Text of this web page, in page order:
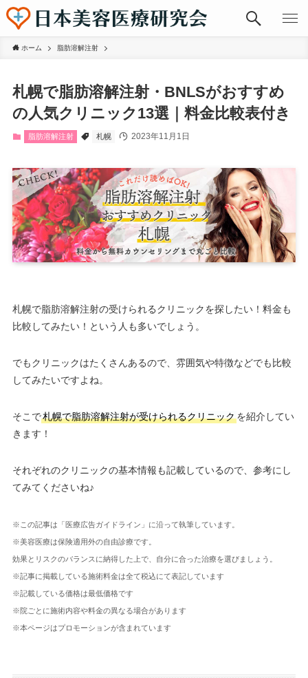
ホーム 脂肪溶解注射
札幌で脂肪溶解注射・BNLSがおすすめ
の人気クリニック13選｜料金比較表付き
脂肪溶解注射 札幌 2023年11月1日
札幌で脂肪溶解注射の受けられるクリニックを探したい！料金も
比較してみたい！という人も多いでしょう。
でもクリニックはたくさんあるので、雰囲気や特徴などでも比較
してみたいですよね。
そこで札幌で脂肪溶解注射が受けられるクリニックを紹介してい
きます！
それぞれのクリニックの基本情報も記載しているので、参考にし
てみてくださいね♪
※この記事は「医療広告ガイドライン」に沿って執筆しています。
※美容医療は保険適用外の自由診療です。
効果とリスクのバランスに納得した上で、自分に合った治療を選びましょう。
※記事に掲載している施術料金は全て税込にて表記しています
※記載している価格は最低価格です
※院ごとに施術内容や料金の異なる場合があります
※本ページはプロモーションが含まれています